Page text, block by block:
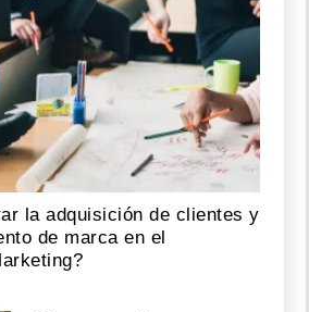
la adquisición de clientes y
de marca en el